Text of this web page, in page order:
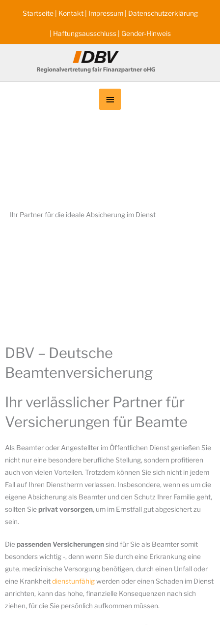
Startseite| Kontakt| Impressum| Datenschutzerklärung
Haftungsausschluss| Gender-Hinweis
Below
Header
Ihr Partner für die ideale Absicherung im Dienst
DBV – Deutsche
Beamtenversicherung
Ihr verlässlicher Partner für
Versicherungen für Beamte
Als Beamter oder Angestellter im Öffentlichen Dienst genießen Sie
nicht nur eine besondere berufliche Stellung, sondern profitieren
auch von vielen Vorteilen. Trotzdem können Sie sich nicht in jedem
Fall auf Ihren Dienstherrn verlassen. Insbesondere, wenn es um die
eigene Absicherung als Beamter und den Schutz Ihrer Familie geht,
sollten Sieprivat vorsorgen, um im Ernstfall gut abgesichert zu
sein.
Diepassenden Versicherungensind für Sie als Beamter somit
besonders wichtig -, denn wenn Sie durch eine Erkrankung eine
gute, medizinische Versorgung benötigen, durch einen Unfall oder
eine Krankheitdienstunfähigwerden oder einen Schaden im Dienst
anrichten, kann das hohe, finanzielle Konsequenzen nach sich
ziehen, für die Sie persönlich aufkommen müssen.